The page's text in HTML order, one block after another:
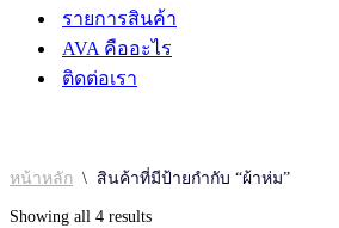
รายการสินค้า
AVA คืออะไร
ติดต่อเรา
หน้าหลัก \ สินค้าที่มีป้ายกำกับ “ผ้าห่ม”
Showing all 4 resultsSorted